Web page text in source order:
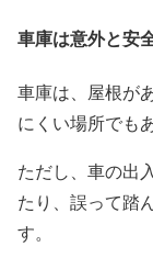
車庫は意外と安
車庫は、屋根が
にくい場所でも
ただし、車の出
たり、誤って踏
す。